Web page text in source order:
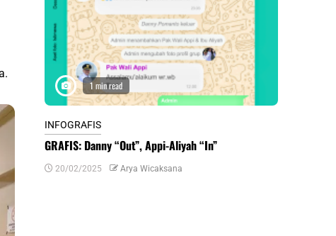
1 min read
INFOGRAFIS
GRAFIS: Danny “Out”, Appi-Aliyah “In”
20/02/2025 Arya Wicaksana